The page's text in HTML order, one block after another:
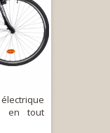
en tout